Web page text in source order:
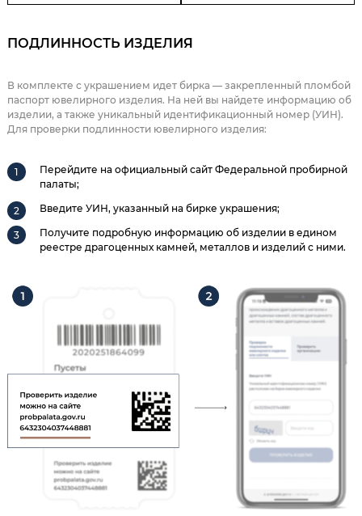
ПОДЛИННОСТЬ ИЗДЕЛИЯ
В комплекте с украшением идет бирка — закрепленный пломбой
паспорт ювелирного изделия. На ней вы найдете информацию об
изделии, а также уникальный идентификационный номер (УИН).
Для проверки подлинности ювелирного изделия:
Перейдите на официальный сайт Федеральной пробирной
палаты;
Введите УИН, указанный на бирке украшения;
Получите подробную информацию об изделии в едином
реестре драгоценных камней, металлов и изделий с ними.